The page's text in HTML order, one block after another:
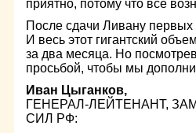
приятно, потому что все
После сдачи Ливану первых
И весь этот гигантский
за два месяца. Но
просьбой, чтобы мы
Иван Цыганков,
ГЕНЕРАЛ-ЛЕЙТЕНАНТ,
СИЛ РФ: